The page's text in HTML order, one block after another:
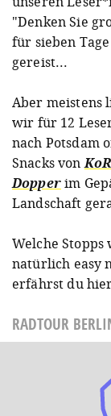
"Denken Sie
für sieben
gereist...
Aber meistens
wir für 12
nach Potsdam
Snacks von
Dopperim
Landschaft
Welche
natürlich easy
erfährst du
RADTOUR